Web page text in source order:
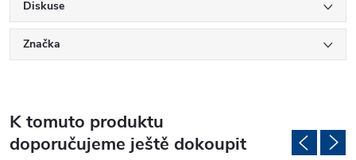
Diskuse
Značka
K tomuto produktu
doporučujeme ještě dokoupit